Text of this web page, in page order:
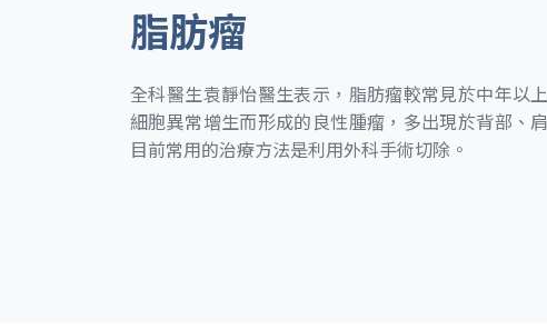
脂肪瘤
全科醫生袁靜怡醫生表示，脂肪瘤較常見於中年以
細胞異常增生而形成的良性腫瘤，多出現於背部、
目前常用的治療方法是利用外科手術切除。